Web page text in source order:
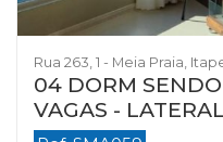
Rua 263, 1 - Meia Praia,
04 DORM
VAGAS -